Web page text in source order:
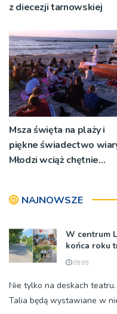
z diecezji tarnowskiej
Msza święta na plaży i
piękne świadectwo
Młodzi wciąż chętnie
NAJNOWSZE
W centrum
końca roku
09:09
Nie tylko na deskach
Talia będą wystawiane w